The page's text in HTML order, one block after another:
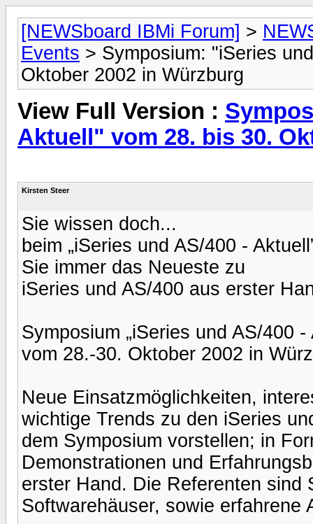
[NEWSboard IBMi Forum] >
Events > Symposium: "iSeries
Oktober 2002 in Würzburg
View Full Version :
Aktuell" vom 28. bis 30.
Kirsten Steer
Sie wissen doch...
beim „iSeries und AS/400 -
Sie immer das Neueste zu
iSeries und AS/400 aus erster
Symposium „iSeries und AS/400 -
vom 28.-30. Oktober 2002 in
Neue Einsatzmöglichkeiten,
wichtige Trends zu den iSeries
dem Symposium vorstellen; in
Demonstrationen und
erster Hand. Die Referenten sind
Softwarehäuser, sowie erfahrene